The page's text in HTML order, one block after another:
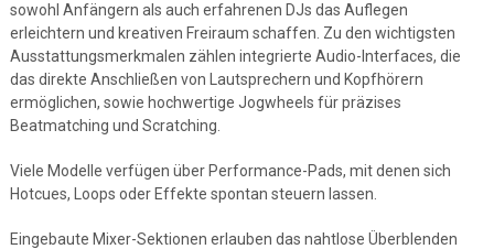
sowohl Anfängern als auch erfahrenen DJs das Auflegen
erleichtern und kreativen Freiraum schaffen. Zu den wichtigsten
Ausstattungsmerkmalen zählen integrierte Audio-Interfaces, die
das direkte Anschließen von Lautsprechern und Kopfhörern
ermöglichen, sowie hochwertige Jogwheels für präzises
Beatmatching und Scratching.
Viele Modelle verfügen über Performance-Pads, mit denen sich
Hotcues, Loops oder Effekte spontan steuern lassen.
Eingebaute Mixer-Sektionen erlauben das nahtlose Überblenden